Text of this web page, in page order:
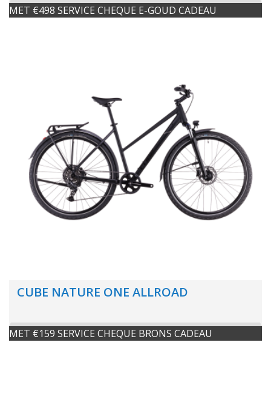
MET €498 SERVICE CHEQUE E-GOUD CADEAU
CUBE NATURE ONE ALLROAD
MET €159 SERVICE CHEQUE BRONS CADEAU